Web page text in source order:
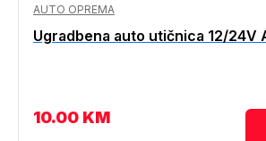
AUTO OPREMA
Ugradbena auto utičnica 12/24V
10.00 KM